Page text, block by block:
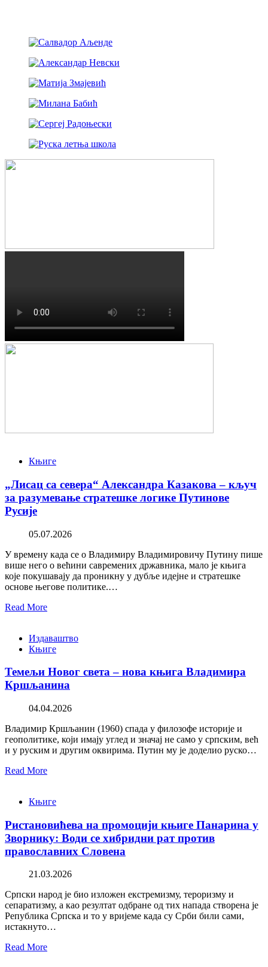
Књиге
„Лисац са севера“ Александра Казакова – кључ
за разумевање стратешке логике Путинове
Русије
05.07.2026
У времену када се о Владимиру Владимировичу Путину пише
више него о већини савремених државника, мало је књига
које покушавају да проникну у дубље идејне и стратешке
основе његове политике.…
Read More
Издаваштво
Књиге
Темељи Новог света – нова књига Владимира
Кршљанина
04.04.2026
Владимир Кршљанин (1960) спада у филозофе историје и
геополитике, који имају углед и значај не само у српским, већ
и у руским и другим оквирима. Путин му је доделио руско…
Read More
Књиге
Ристановићева на промоцији књиге Панарина у
Зворнику: Води се хибридни рат против
православних Словена
21.03.2026
Српски народ је био изложен екстремизму, тероризму и
сепаратизму, а као резултат одбране од тих напада створена је
Република Српска и то у вријеме када су Срби били сами,
истакнуто…
Read More